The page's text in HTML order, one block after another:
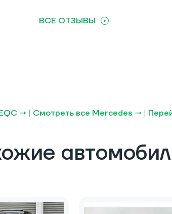
ВСЕ ОТЗЫВЫ
→ | Смотреть все Mercedes → |